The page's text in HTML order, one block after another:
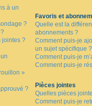
à un
?
jointes ?
»
?
Favoris et
Quelle est la
abonnements ?
Comment puis-je
un sujet spécifique ?
Comment puis-je
Comment puis-je
Pièces jointes
Quelles pièces
Comment puis-je